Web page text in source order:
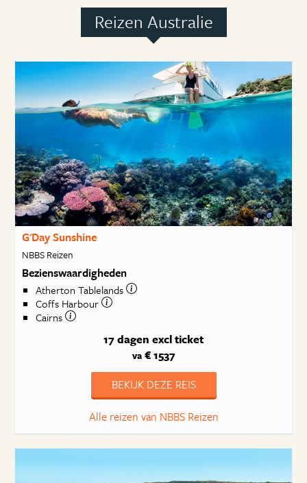
Reizen Australie
G'Day Sunshine
NBBS Reizen
Bezienswaardigheden
Atherton Tablelands
Coffs Harbour
Cairns
17 dagen excl ticket
va€ 1537
BEKIJK DEZE REIS
Alle reizen van NBBS Reizen